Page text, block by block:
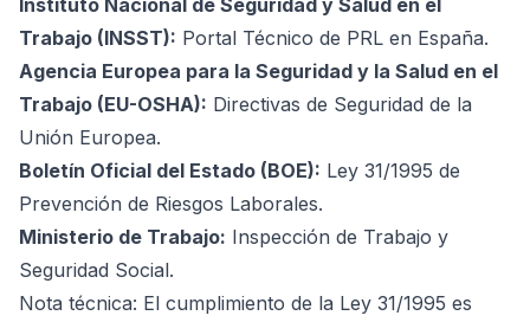
Instituto Nacional de Seguridad y Salud en el
Trabajo (INSST): Portal Técnico de PRL en España.
Agencia Europea para la Seguridad y la Salud en el
Trabajo (EU-OSHA): Directivas de Seguridad de la
Unión Europea.
Boletín Oficial del Estado (BOE): Ley 31/1995 de
Prevención de Riesgos Laborales.
Ministerio de Trabajo: Inspección de Trabajo y
Seguridad Social.
Nota técnica: El cumplimiento de la Ley 31/1995 es